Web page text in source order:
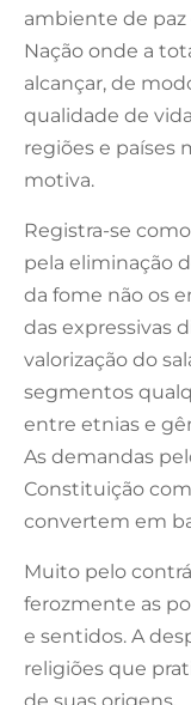
ambiente de
Nação onde a
alcançar, de
qualidade de
regiões e países
motiva.
Registra-se
pela eliminação
da fome não os
das expressivas
valorização do
segmentos
entre etnias e
As demandas
Constituição
convertem em
Muito pelo
ferozmente as
e sentidos. A
religiões que